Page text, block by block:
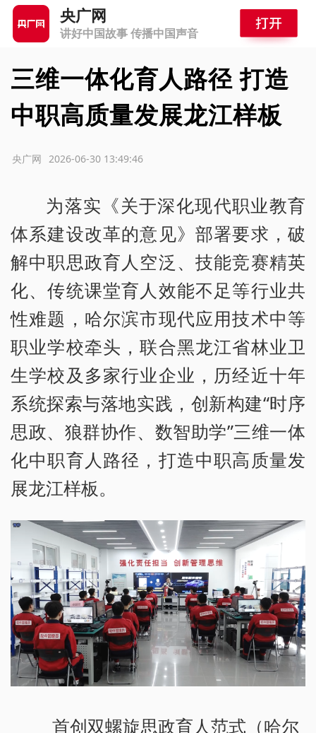
央广网
讲好中国故事 传播中国声音
三维一体化育人路径 打造
中职高质量发展龙江样板
2026-06-30 13:49:46
央广网
为落实《关于深化现代职业教育
体系建设改革的意见》部署要求，破
解中职思政育人空泛、技能竞赛精英
化、传统课堂育人效能不足等行业共
性难题，哈尔滨市现代应用技术中等
职业学校牵头，联合黑龙江省林业卫
生学校及多家行业企业，历经近十年
系统探索与落地实践，创新构建“时序
思政、狼群协作、数智助学”三维一体
化中职育人路径，打造中职高质量发
展龙江样板。
首创双螺旋思政育人范式（哈尔